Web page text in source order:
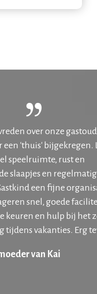
over onze
een 'thuis' bijgekregen.
speelruimte, rust en
slaapjes en
een fijne
snel, goede
keuren en hulp bij het
tijdens vakanties. Erg
van Kai